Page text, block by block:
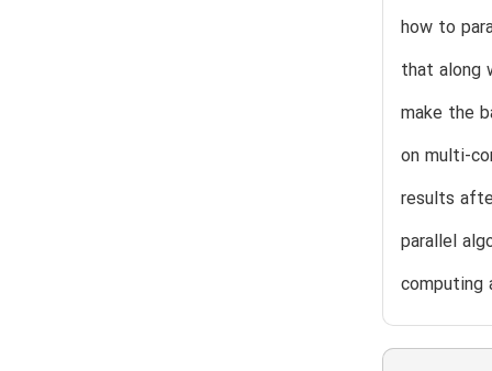
how to
that along
make the
on multi-
results
parallel
computing